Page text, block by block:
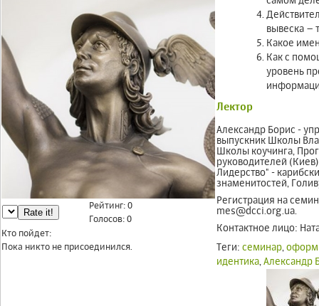
Рейтинг: 0
Голосов: 0
Кто пойдет:
Пока никто не присоединился.
вывеска –
Какое
Как с
уровень
Лектор
Александр Борис -
выпускник Школы
Школы коучинга,
руководителей
Лидерство" -
знаменитостей,
Регистрация на
mes@dcci.org.ua.
Контактное лицо:
Теги: семинар,
идентика, Александр